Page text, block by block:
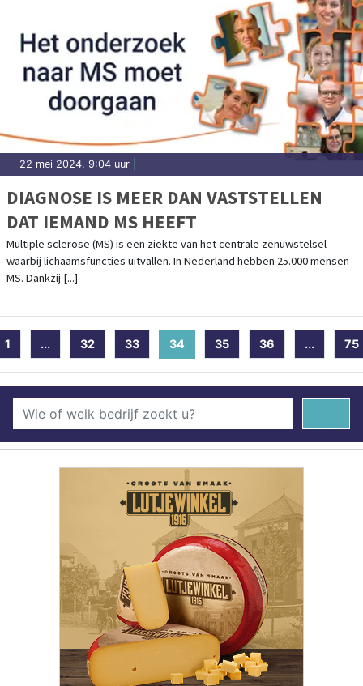
22 mei 2024, 9:04 uur
DIAGNOSE IS MEER DAN VASTSTELLEN
DAT IEMAND MS HEEFT
Multiple sclerose (MS) is een ziekte van het centrale zenuwstelsel
waarbij lichaamsfuncties uitvallen. In Nederland hebben 25.000 mensen
MS. Dankzij [...]
1 ... 32 33 34 (current)
35 36 ... 75